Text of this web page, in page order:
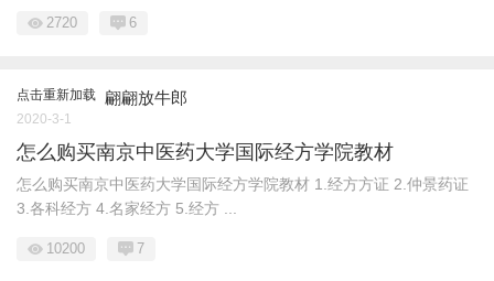
2720 6
点击重新加载 翩翩放牛郎
2020-3-1
怎么购买南京中医药大学国际经方学院教材
怎么购买南京中医药大学国际经方学院教材 1.经方方证 2.仲景药证
3.各科经方 4.名家经方 5.经方 ...
10200 7